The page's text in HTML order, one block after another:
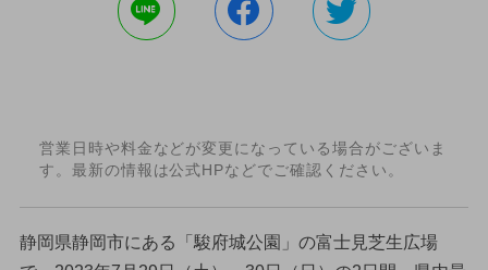
営業日時や料金などが変更になっている場合がございま
す。最新の情報は公式HPなどでご確認ください。
静岡県静岡市にある「駿府城公園」の富士見芝生広場